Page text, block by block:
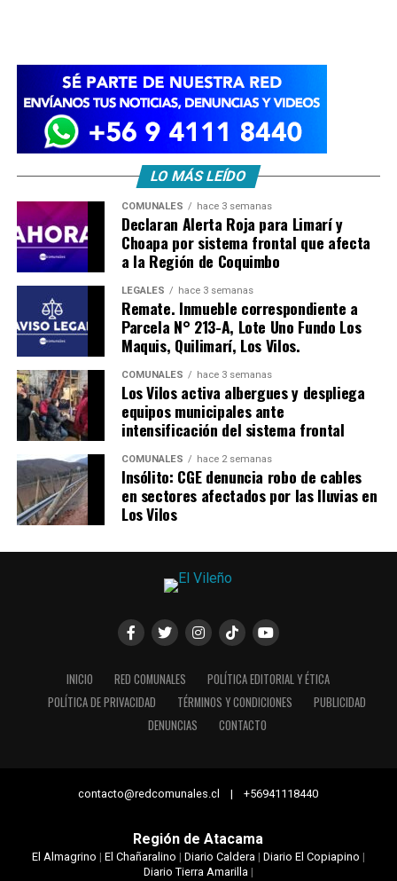
LO MÁS LEÍDO
COMUNALES hace 3 semanas
Declaran Alerta Roja para Limarí y
Choapa por sistema frontal que afecta
a la Región de Coquimbo
LEGALES hace 3 semanas
Remate. Inmueble correspondiente a
Parcela N° 213-A, Lote Uno Fundo Los
Maquis, Quilimarí, Los Vilos.
COMUNALES hace 3 semanas
Los Vilos activa albergues y despliega
equipos municipales ante
intensificación del sistema frontal
COMUNALES hace 2 semanas
Insólito: CGE denuncia robo de cables
en sectores afectados por las lluvias en
Los Vilos
INICIO RED COMUNALES
POLÍTICA EDITORIAL Y ÉTICA
POLÍTICA DE PRIVACIDAD
TÉRMINOS Y CONDICIONES
PUBLICIDAD
DENUNCIAS
CONTACTO
contacto@redcomunales.cl | +56941118440
Región de Atacama
El Almagrino | El Chañaralino | Diario Caldera | Diario El Copiapino |
Diario Tierra Amarilla |